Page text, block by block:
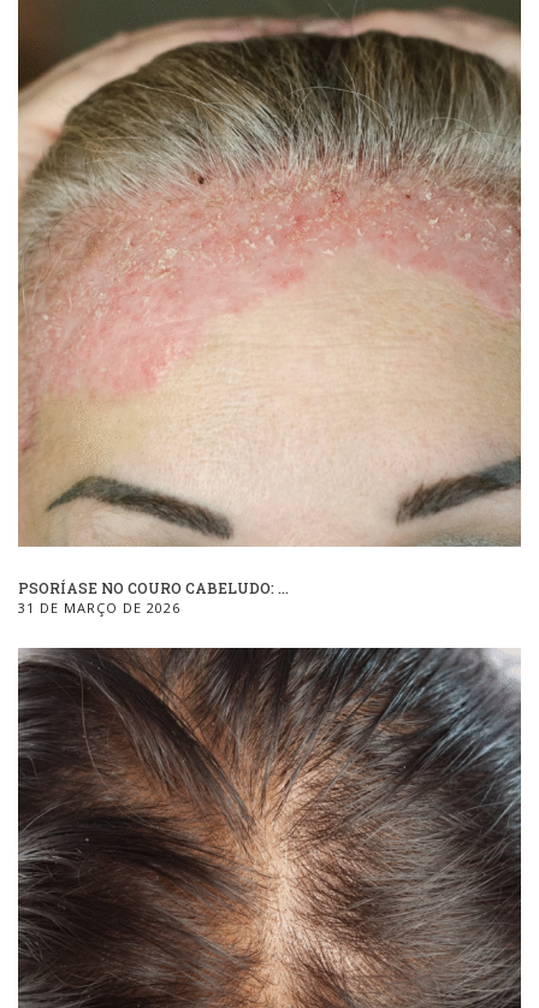
PSORÍASE NO COURO CABELUDO: ...
31 DE MARÇO DE 2026